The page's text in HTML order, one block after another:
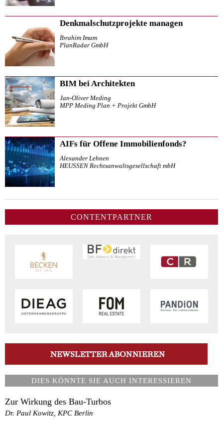
Denkmalschutzprojekte managen
Ibrahim Imam
PlanRadar GmbH
BIM bei Architekten
Jan-Oliver Meding
MPP Meding Plan + Projekt GmbH
AIFs für Offene Immobilienfonds?
Alexander Lehnen
HEUSSEN Rechtsanwaltsgesellschaft mbH
CONTENTPARTNER
DIES KÖNNTE SIE AUCH INTERESSIEREN
Zur Wirkung des Bau-Turbos
Dr. Paul Kowitz, KPC Berlin